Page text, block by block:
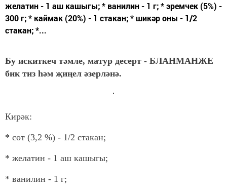
желатин - 1 аш кашыгы; * ванилин - 1 г; * эремчек (5%) -
300 г; * каймак (20%) - 1 стакан; * шикәр оны - 1/2
стакан; *...
Бу искиткеч тәмле, матур десерт - БЛАНМАНЖЕ
бик тиз һәм җиңел әзерләнә.
Кирәк:
* сөт (3,2 %) - 1/2 стакан;
* желатин - 1 аш кашыгы;
* ванилин - 1 г;